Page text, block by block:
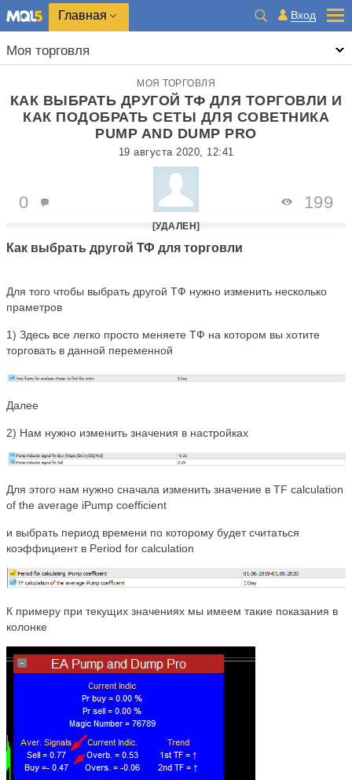
Главная Вход
Моя торговля
МОЯ ТОРГОВЛЯ
КАК ВЫБРАТЬ ДРУГОЙ ТФ ДЛЯ ТОРГОВЛИ И
КАК ПОДОБРАТЬ СЕТЫ ДЛЯ СОВЕТНИКА
PUMP AND DUMP PRO
19 августа 2020, 12:41
[УДАЛЕН]
0 199
Как выбрать другой ТФ для торговли
Для того чтобы выбрать другой ТФ нужно изменить несколько
праметров
1) Здесь все легко просто меняете ТФ на котором вы хотите
торговать в данной переменной
Далее
2) Нам нужно изменить значения в настройках
Для этого нам нужно сначала изменить значение в TF calculation
of the average iPump coefficient
и выбрать период времени по которому будет считаться
коэффициент в Period for calculation
К примеру при текущих значениях мы имеем такие показания в
колонке